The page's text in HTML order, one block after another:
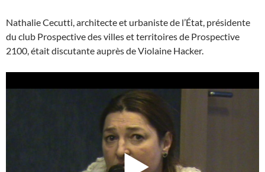
Nathalie Cecutti, architecte et urbaniste de l’État, présidente
du club Prospective des villes et territoires de Prospective
2100, était discutante auprès de Violaine Hacker.